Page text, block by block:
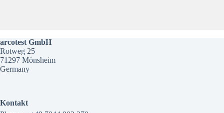
arcotest GmbH
Rotweg 25
71297 Mönsheim
Germany
Kontakt